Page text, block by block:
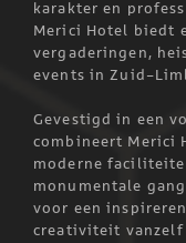
karakter en
Merici Hotel biedt
vergaderingen,
events in Zuid-
Gevestigd in een
combineert Merici
moderne
monumentale
voor een
creativiteit vanzelf